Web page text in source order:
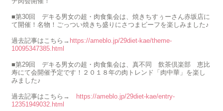
■第30回 デキる男女の超・肉食集会は、焼きちすぅーさん赤坂店に
て開催！名物！ごっつい焼きち盛りにさつまビーフを楽しみました♪
過去記事はこちら→ https://ameblo.jp/29diet-kae/theme-
10095347385.html
■第29回 デキる男女の超・肉食集会は、真不同 飲茶倶楽部 恵比
寿にて会開催予定です！２０１８年の肉トレンド「肉中華」を楽し
みました♪
過去記事はこちら→
https://ameblo.jp/29diet-kae/entry-
12351949032.html